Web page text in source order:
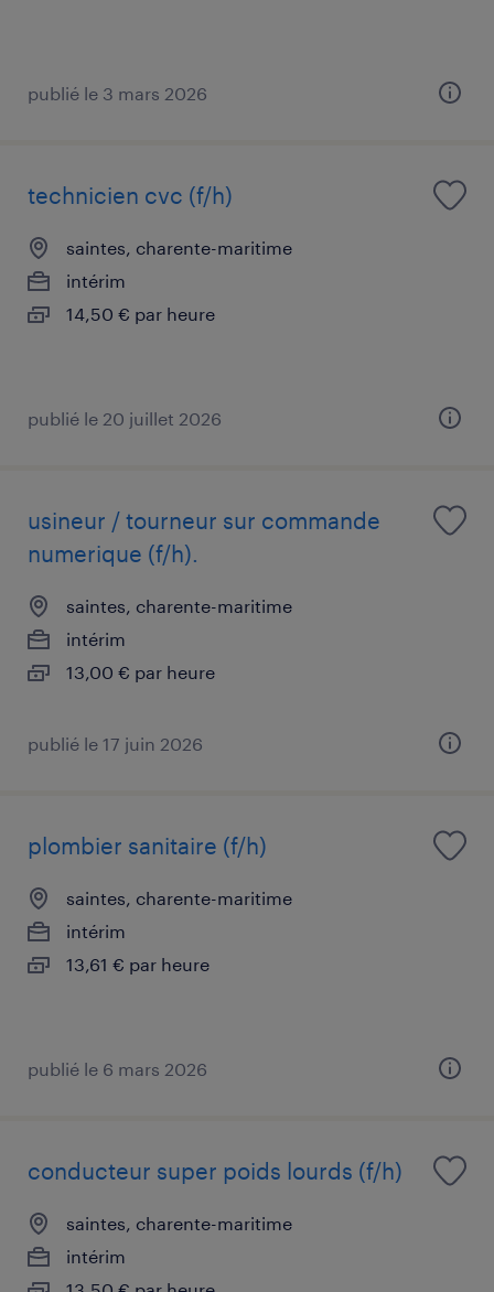
publié le 3 mars 2026
technicien cvc (f/h)
saintes, charente-maritime
intérim
14,50 € par heure
publié le 20 juillet 2026
usineur / tourneur sur commande
numerique (f/h).
saintes, charente-maritime
intérim
13,00 € par heure
publié le 17 juin 2026
plombier sanitaire (f/h)
saintes, charente-maritime
intérim
13,61 € par heure
publié le 6 mars 2026
conducteur super poids lourds (f/h)
saintes, charente-maritime
intérim